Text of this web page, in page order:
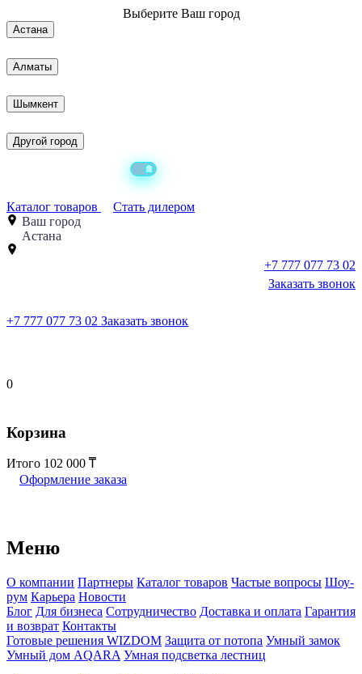
Выберите Ваш город
Астана
Алматы
Шымкент
Другой город
Каталог товаров
Стать дилером
Ваш город
Астана
+7 777 077 73 02
Заказать звонок
+7 777 077 73 02 Заказать звонок
0
Корзина
Итого 102 000
Оформление заказа
Меню
О компании Партнеры Каталог товаров Частые вопросы Шоу-
рум Карьера Новости
Блог Для бизнеса Сотрудничество Доставка и оплата Гарантия
и возврат Контакты
Готовые решения WIZDOM Защита от потопа Умный замок
Умный дом AQARA Умная подсветка лестниц